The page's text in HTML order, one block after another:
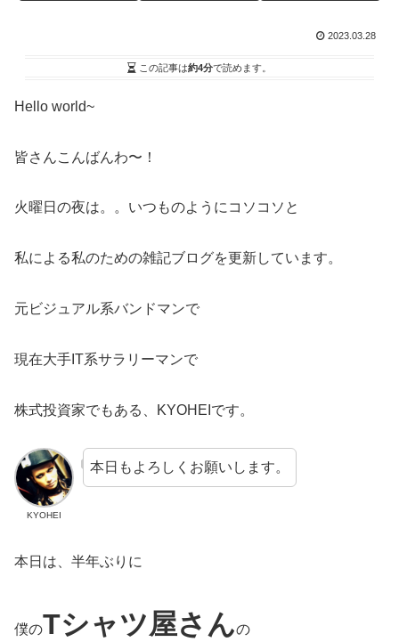
2023.03.28
この記事は約4分で読めます。
Hello world~
皆さんこんばんわ〜！
火曜日の夜は。。いつものようにコソコソと
私による私のための雑記ブログを更新しています。
元ビジュアル系バンドマンで
現在大手IT系サラリーマンで
株式投資家でもある、KYOHEIです。
KYOHEI
本日もよろしくお願いします。
本日は、半年ぶりに
僕のTシャツ屋さんの